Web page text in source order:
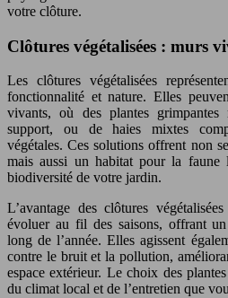
votre clôture.
Clôtures végétalisées : murs
Les clôtures végétalisées
fonctionnalité et nature. Elles
vivants, où des plantes grimpantes
support, ou de haies mixtes
végétales. Ces solutions offrent non
mais aussi un habitat pour la faune
biodiversité de votre jardin.
L’avantage des clôtures
évoluer au fil des saisons, offrant
long de l’année. Elles agissent
contre le bruit et la pollution,
espace extérieur. Le choix des
du climat local et de l’entretien que